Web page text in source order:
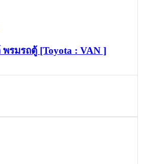
รมรถตู้ [Toyota : VAN ]